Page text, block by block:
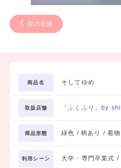
前の衣装
商品名 そしてゆめ
取扱店舗 「ふくふり」by
商品形態 緑色 / 柄あり / 着
利用シーン 大学・専門卒業式